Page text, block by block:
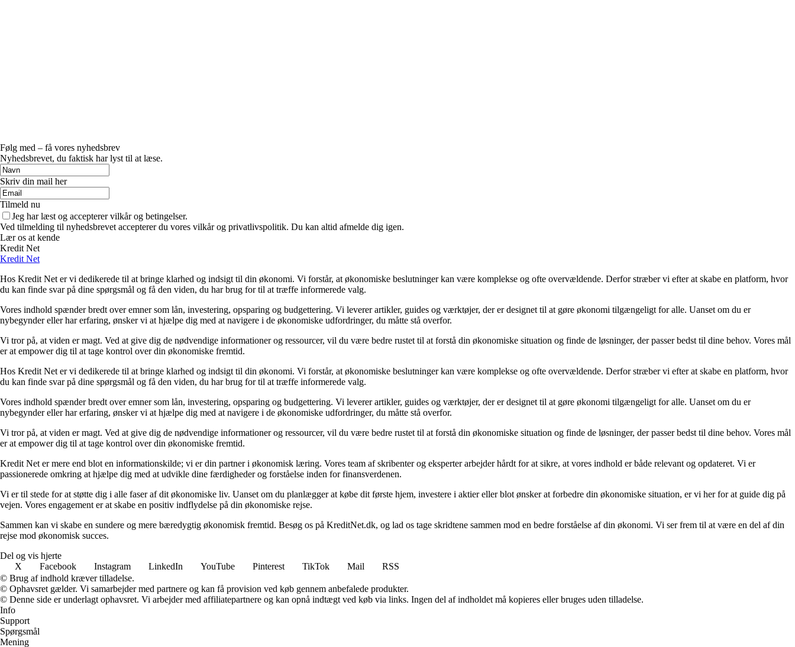
Følg med – få vores nyhedsbrev
Nyhedsbrevet, du faktisk har lyst til at læse.
Skriv din mail her
Tilmeld nu
Jeg har læst og accepterer vilkår og betingelser.
Ved tilmelding til nyhedsbrevet accepterer du vores vilkår og privatlivspolitik. Du kan altid afmelde dig igen.
Lær os at kende
Kredit Net
Kredit Net
Hos Kredit Net er vi dedikerede til at bringe klarhed og indsigt til din økonomi. Vi forstår, at økonomiske beslutninger kan være komplekse og ofte overvældende. Derfor stræber vi efter at skabe en platform, hvor
du kan finde svar på dine spørgsmål og få den viden, du har brug for til at træffe informerede valg.
Vores indhold spænder bredt over emner som lån, investering, opsparing og budgettering. Vi leverer artikler, guides og værktøjer, der er designet til at gøre økonomi tilgængeligt for alle. Uanset om du er
nybegynder eller har erfaring, ønsker vi at hjælpe dig med at navigere i de økonomiske udfordringer, du måtte stå overfor.
Vi tror på, at viden er magt. Ved at give dig de nødvendige informationer og ressourcer, vil du være bedre rustet til at forstå din økonomiske situation og finde de løsninger, der passer bedst til dine behov. Vores mål
er at empower dig til at tage kontrol over din økonomiske fremtid.
Hos Kredit Net er vi dedikerede til at bringe klarhed og indsigt til din økonomi. Vi forstår, at økonomiske beslutninger kan være komplekse og ofte overvældende. Derfor stræber vi efter at skabe en platform, hvor
du kan finde svar på dine spørgsmål og få den viden, du har brug for til at træffe informerede valg.
Vores indhold spænder bredt over emner som lån, investering, opsparing og budgettering. Vi leverer artikler, guides og værktøjer, der er designet til at gøre økonomi tilgængeligt for alle. Uanset om du er
nybegynder eller har erfaring, ønsker vi at hjælpe dig med at navigere i de økonomiske udfordringer, du måtte stå overfor.
Vi tror på, at viden er magt. Ved at give dig de nødvendige informationer og ressourcer, vil du være bedre rustet til at forstå din økonomiske situation og finde de løsninger, der passer bedst til dine behov. Vores mål
er at empower dig til at tage kontrol over din økonomiske fremtid.
Kredit Net er mere end blot en informationskilde; vi er din partner i økonomisk læring. Vores team af skribenter og eksperter arbejder hårdt for at sikre, at vores indhold er både relevant og opdateret. Vi er
passionerede omkring at hjælpe dig med at udvikle dine færdigheder og forståelse inden for finansverdenen.
Vi er til stede for at støtte dig i alle faser af dit økonomiske liv. Uanset om du planlægger at købe dit første hjem, investere i aktier eller blot ønsker at forbedre din økonomiske situation, er vi her for at guide dig på
vejen. Vores engagement er at skabe en positiv indflydelse på din økonomiske rejse.
Sammen kan vi skabe en sundere og mere bæredygtig økonomisk fremtid. Besøg os på KreditNet.dk, og lad os tage skridtene sammen mod en bedre forståelse af din økonomi. Vi ser frem til at være en del af din
rejse mod økonomisk succes.
Del og vis hjerte
X
Facebook Instagram LinkedIn YouTube Pinterest TikTok Mail
RSS
© Brug af indhold kræver tilladelse.
© Ophavsret gælder. Vi samarbejder med partnere og kan få provision ved køb gennem anbefalede produkter.
© Denne side er underlagt ophavsret. Vi arbejder med affiliatepartnere og kan opnå indtægt ved køb via links. Ingen del af indholdet må kopieres eller bruges uden tilladelse.
Info
Support
Spørgsmål
Mening